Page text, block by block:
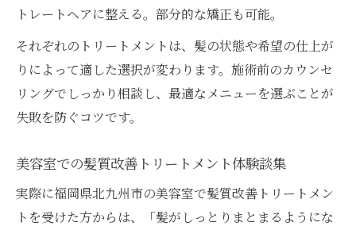
トレートヘアに整える。部分的な矯正も可能。
それぞれのトリートメントは、髪の状態や希望の仕上が
りによって適した選択が変わります。施術前のカウンセ
リングでしっかり相談し、最適なメニューを選ぶことが
失敗を防ぐコツです。
美容室での髪質改善トリートメント体験談集
実際に福岡県北九州市の美容室で髪質改善トリートメン
トを受けた方からは、「髪がしっとりまとまるようにな